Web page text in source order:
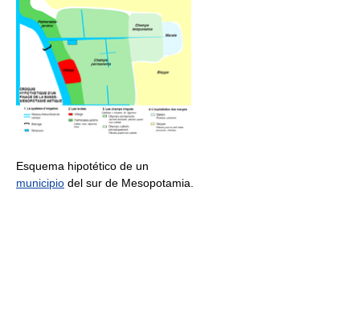
Esquema hipotético de un
municipio del sur de Mesopotamia.